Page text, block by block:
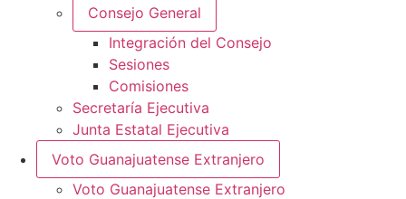
Consejo General
Integración del Consejo
Sesiones
Comisiones
Secretaría Ejecutiva
Junta Estatal Ejecutiva
Voto Guanajuatense Extranjero
Voto Guanajuatense Extranjero